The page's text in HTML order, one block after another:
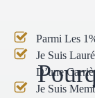
Parmi Les
Je Suis
D’une
Je Suis